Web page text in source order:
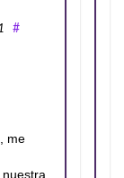
#
me